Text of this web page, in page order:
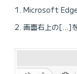
Microsoft Edge
画面右上の[…]